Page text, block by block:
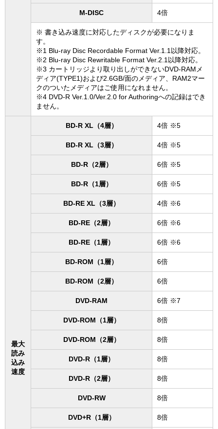
M-DISC 4倍
※ 書き込み速度に対応したディスクが必要になりま
す。
※1 Blu-ray Disc Recordable Format Ver.1.1以降対応。
※2 Blu-ray Disc Rewritable Format Ver.2.1以降対応。
※3 カートリッジより取り出しができないDVD-RAMメ
ディア(TYPE1)および2.6GB/面のメディア、RAM2マー
クのついたメディアはご使用になれません。
※4 DVD-R Ver.1.0/Ver.2.0 for Authoringへの記録はでき
ません。
最大
読み
込み
速度
BD-R XL（4層） 4倍 ※5
BD-R XL（3層） 4倍 ※5
BD-R（2層） 6倍 ※5
BD-R（1層） 6倍 ※5
BD-RE XL（3層） 4倍 ※6
BD-RE（2層） 6倍 ※6
BD-RE（1層） 6倍 ※6
BD-ROM（1層） 6倍
BD-ROM（2層） 6倍
DVD-RAM 6倍 ※7
DVD-ROM（1層） 8倍
DVD-ROM（2層） 8倍
DVD-R（1層） 8倍
DVD-R（2層） 8倍
DVD-RW 8倍
DVD+R（1層） 8倍